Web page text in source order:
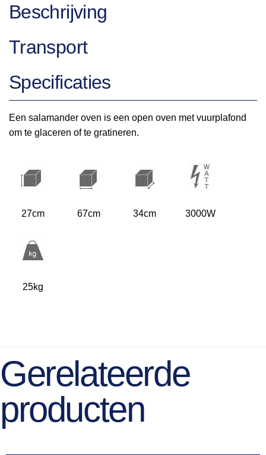
Beschrijving
Transport
Specificaties
Een salamander oven is een open oven met vuurplafond
om te glaceren of te gratineren.
27cm 67cm 34cm 3000W
25kg
Gerelateerde
producten